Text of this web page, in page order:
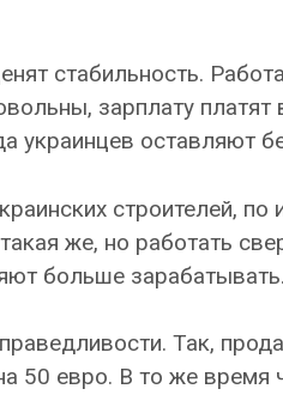
стабильность.
зарплату
украинцев оставляют
строителей,
же, но работать
больше зарабатывать.
Так,
50 евро. В то же